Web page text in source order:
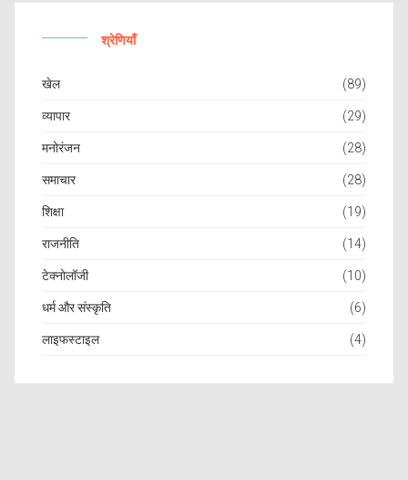
श्रेणियाँ
खेल (89)
व्यापार (29)
मनोरंजन (28)
समाचार (28)
शिक्षा (19)
राजनीति (14)
टेक्नोलॉजी (10)
धर्म और संस्कृति (6)
लाइफस्टाइल (4)